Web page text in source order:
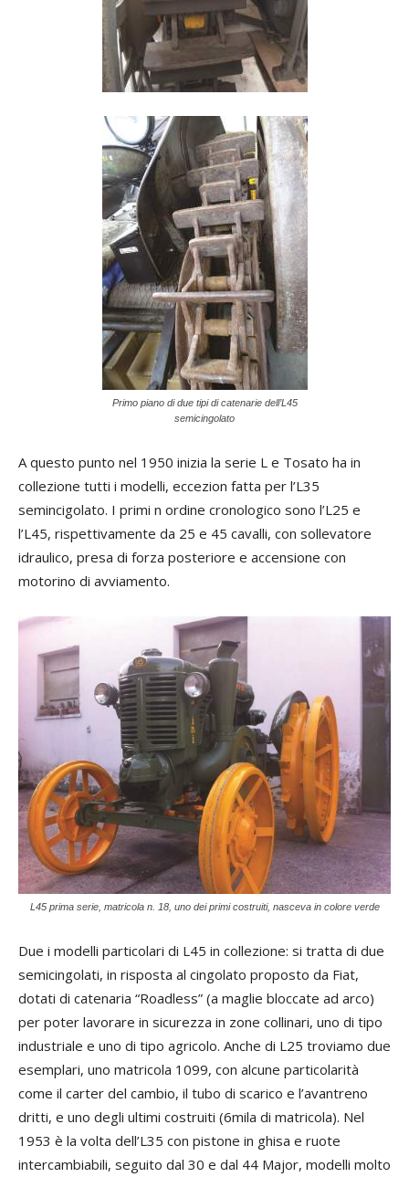
Primo piano di due tipi di catenarie dell’L45
semicingolato
A questo punto nel 1950 inizia la serie L e Tosato ha in
collezione tutti i modelli, eccezion fatta per l’L35
semincigolato. I primi n ordine cronologico sono l’L25 e
l’L45, rispettivamente da 25 e 45 cavalli, con sollevatore
idraulico, presa di forza posteriore e accensione con
motorino di avviamento.
L45 prima serie, matricola n. 18, uno dei primi costruiti, nasceva in colore verde
Due i modelli particolari di L45 in collezione: si tratta di due
semicingolati, in risposta al cingolato proposto da Fiat,
dotati di catenaria “Roadless” (a maglie bloccate ad arco)
per poter lavorare in sicurezza in zone collinari, uno di tipo
industriale e uno di tipo agricolo. Anche di L25 troviamo due
esemplari, uno matricola 1099, con alcune particolarità
come il carter del cambio, il tubo di scarico e l’avantreno
dritti, e uno degli ultimi costruiti (6mila di matricola). Nel
1953 è la volta dell’L35 con pistone in ghisa e ruote
intercambiabili, seguito dal 30 e dal 44 Major, modelli molto